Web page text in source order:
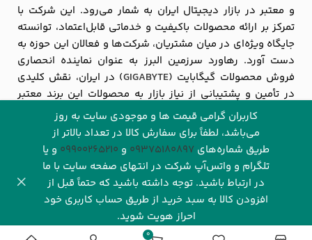
کاربران گرامی قیمت ها و موجودی سایت به روز
می‌باشد، لطفاً برای سفارش کالا در تعداد بالاتر از
طریق شماره‌های‌ 09375180897 و 09900265210 و یا
تلگرام و واتس‌آپ شرکت در انتهای صفحه سایت با ما
در ارتباط باشید. توجه داشته باشید که حتماً قبل از
افزودن کالا به سبد خرید از طریق حساب کاربری خود
احراز هویت شوید.
و معتبر در بازار دیجیتال ایران به شمار می‌رود. این شرکت با
تمرکز بر ارائه محصولات باکیفیت و خدماتی قابل‌اعتماد، توانسته
جایگاه ویژه‌ای در میان مشتریان، شرکت‌ها و فعالان این حوزه به
دست آورد. رهاورد سرزمین البرز به عنوان نماینده انحصاری
فروش محصولات گیگابایت (GIGABYTE) در ایران، نقش کلیدی
در تأمین و پشتیبانی از نیاز بازار به محصولات این برند معتبر
جهانی ایفا می‌کند.
مشاهده بیشتر
© ۱۴۰۵ تمام حقوق این وب سایت برای شرکت رهاورد‌ سرزمین البرز
0